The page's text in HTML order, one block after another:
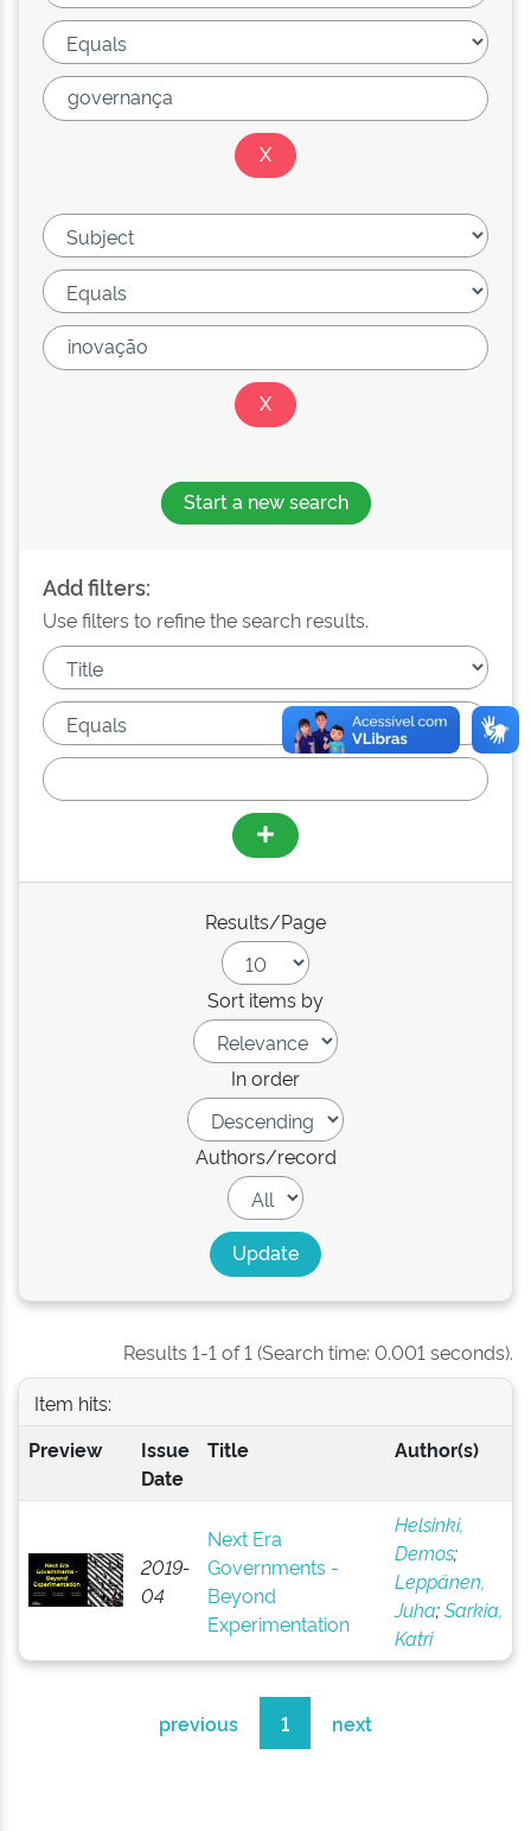
Start a new search
Add filters:
Use filters to refine the search results.
Results/Page
Sort items by
In order
Authors/record
Results 1-1 of 1 (Search time: 0.001 seconds).
Item hits:
Preview
Issue
Date
Title Author(s)
2019-
04
Next Era
Governments -
Beyond
Experimentation
Helsinki,
Demos;
Leppänen,
Juha;Sarkia,
Katri
previous 1 next